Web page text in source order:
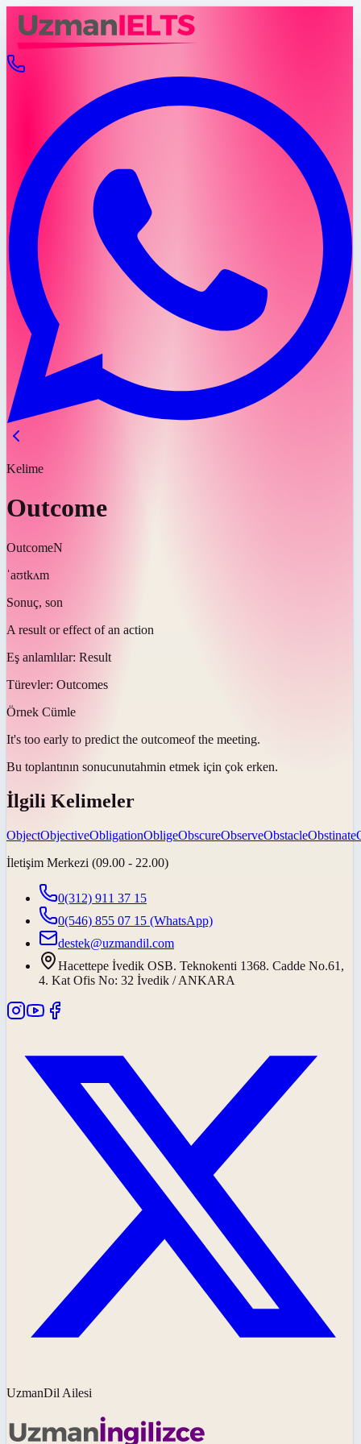
Kelime
Outcome
OutcomeN
ˈaʊtkʌm
Sonuç, son
A result or effect of an action
Eş anlamlılar: Result
Türevler: Outcomes
Örnek Cümle
It's too early to predict the outcomeof the meeting.
Bu toplantının sonucunutahmin etmek için çok erken.
İlgili Kelimeler
ObjectObjectiveObligationObligeObscureObserveObstacleObstinate
İletişim Merkezi (09.00 - 22.00)
0(312) 911 37 15
0(546) 855 07 15 (WhatsApp)
destek@uzmandil.com
Hacettepe İvedik OSB. Teknokenti 1368. Cadde No.61,
4. Kat Ofis No: 32 İvedik / ANKARA
UzmanDil Ailesi